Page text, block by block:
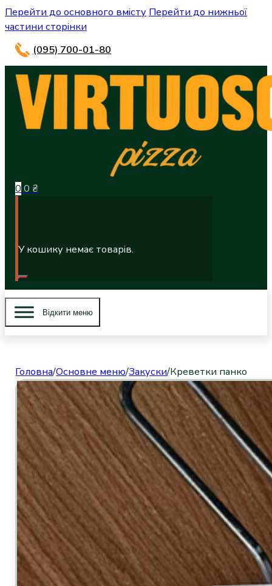
Перейти до основного вмісту Перейти до нижньої
частини сторінки
(095) 700-01-80
0 0 ₴
У кошику немає товарів.
Вiдкити меню
Головна/Основне меню/Закуски/Креветки панко